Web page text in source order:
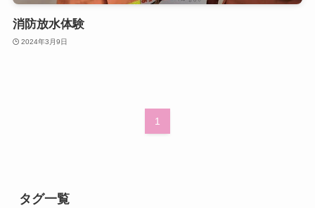
消防放水体験
2024年3月9日
1
タグ一覧